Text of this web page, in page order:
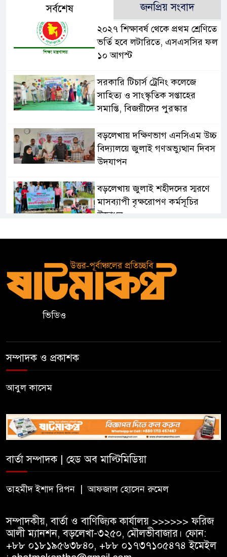
সর্বশেষ জনপ্রিয় সংবাদ
২০২৭ শিক্ষাবর্ষ থেকে প্রথম শ্রেণিতে
ভর্তি হবে লটারিতে, এসএসসির ফল
১০ আগস্ট
সরকারি টিচার্স ট্রেনিং কলেজে
সাহিত্য ও সাংস্কৃতিক সপ্তাহের
সমাপ্তি, বিজয়ীদের পুরস্কার
বড়লেখায় দক্ষিণভাগ এনসিএম উচ্চ
বিদ্যালয়ে জুলাই গণঅভ্যুত্থান দিবস
উদযাপন
বড়লেখায় জুলাই শহীদদের স্মরণে
মাসব্যাপী বৃক্ষরোপণ কর্মসূচির
উদ্বোধন
তরুণদের নেতৃত্ব বিকাশে ইউওয়াইপি
জুলাই গণঅভ্যুত্থান দিবসে লিডিং
ইউনিভার্সিটিতে নানা আয়োজন
গণঅভ্যুত্থান দিবস উপলক্ষে
আন্তঃকলেজ বিতর্ক
সিলেট মুক্ত রোভার স্কাউট গ্রুপের
ফল উৎসব অনুষ্ঠিত
হার্ভার্ড বিশ্ববিদ্যালয়ে পড়াশোনার
সুযোগ, বছরে মিলবে প্রায় ১ কোটি
ভিডিও
সম্পাদক ও প্রকাশক
আবুল কাসেম
বার্তা সম্পাদক | হেড অব মাল্টিমিডিয়া
তাহমীদ ইশাদ রিপন | আফজাল হোসেন রুমেল
সম্পাদকীয়, বার্তা ও বাণিজ্যিক কার্যালয় >>>>>> ফরিজ
আলী ম্যানশন, বড়লেখা-৩২৫০, মৌলভীবাজার। ফোন:
+৮৮ ০১৮১৯৫৬৩৮৪০, +৮৮ ০১৭৩৭১০৫৪৭৪ ইমেইল